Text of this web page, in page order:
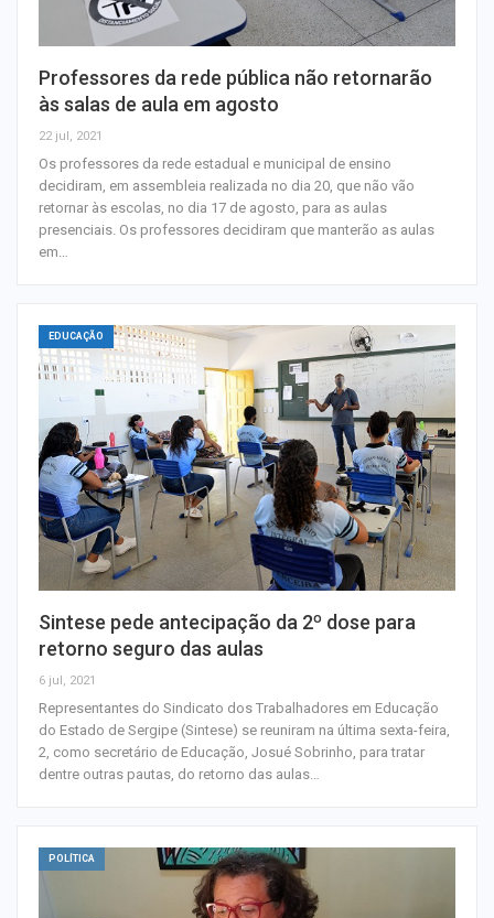
Professores da rede pública não retornarão
às salas de aula em agosto
22 jul, 2021
Os professores da rede estadual e municipal de ensino
decidiram, em assembleia realizada no dia 20, que não vão
retornar às escolas, no dia 17 de agosto, para as aulas
presenciais. Os professores decidiram que manterão as aulas
em…
EDUCAÇÃO
Sintese pede antecipação da 2º dose para
retorno seguro das aulas
6 jul, 2021
Representantes do Sindicato dos Trabalhadores em Educação
do Estado de Sergipe (Sintese) se reuniram na última sexta-feira,
2, como secretário de Educação, Josué Sobrinho, para tratar
dentre outras pautas, do retorno das aulas…
POLÍTICA